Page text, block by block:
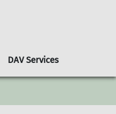
DAV Services